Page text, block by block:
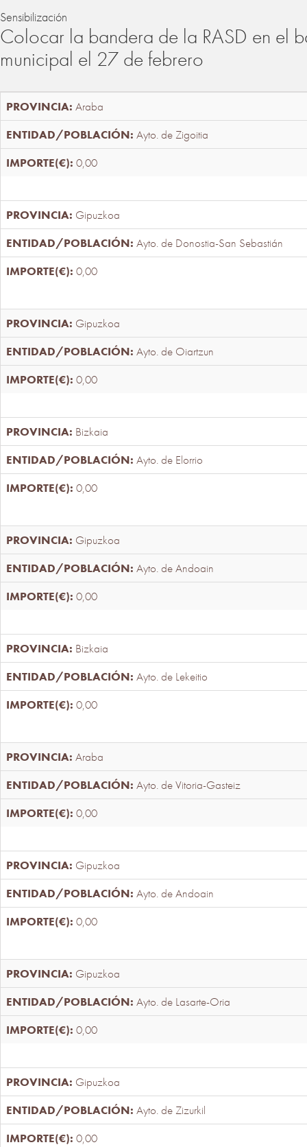
Sensibilización
Colocar la bandera de la RASD en el
municipal el 27 de febrero
Araba
Ayto. de Zigoitia
0,00
Gipuzkoa
Ayto. de Donostia-San Sebastián
0,00
Gipuzkoa
Ayto. de Oiartzun
0,00
Bizkaia
Ayto. de Elorrio
0,00
Gipuzkoa
Ayto. de Andoain
0,00
Bizkaia
Ayto. de Lekeitio
0,00
Araba
Ayto. de Vitoria-Gasteiz
0,00
Gipuzkoa
Ayto. de Andoain
0,00
Gipuzkoa
Ayto. de Lasarte-Oria
0,00
Gipuzkoa
Ayto. de Zizurkil
0,00